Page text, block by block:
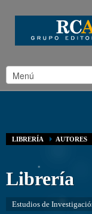
LIBRERÍA AUTORES
Librería
Estudios de